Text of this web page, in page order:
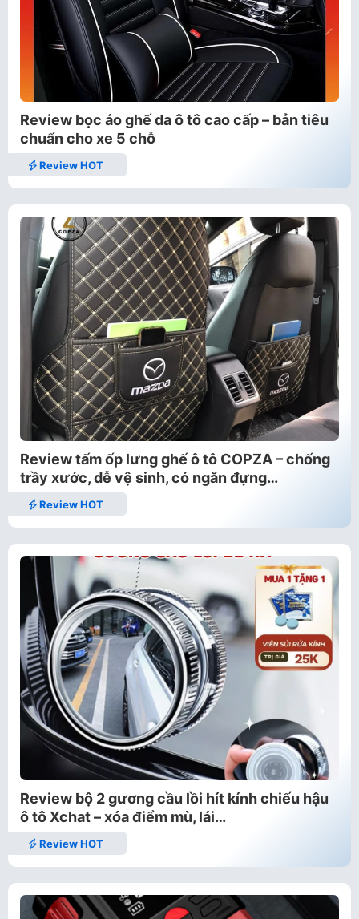
Review bọc áo ghế da ô tô cao cấp – bản tiêu
chuẩn cho xe 5 chỗ
Review HOT
Review tấm ốp lưng ghế ô tô COPZA – chống
trầy xước, dễ vệ sinh, có ngăn đựng…
Review HOT
Review bộ 2 gương cầu lồi hít kính chiếu hậu
ô tô Xchat – xóa điểm mù, lái…
Review HOT